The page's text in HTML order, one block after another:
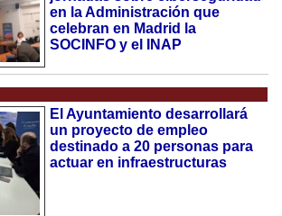
en la Administración que
celebran en Madrid la
SOCINFO y el INAP
El Ayuntamiento desarrollará
un proyecto de empleo
destinado a 20 personas para
actuar en infraestructuras